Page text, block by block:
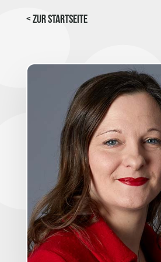
< Zur Startseite